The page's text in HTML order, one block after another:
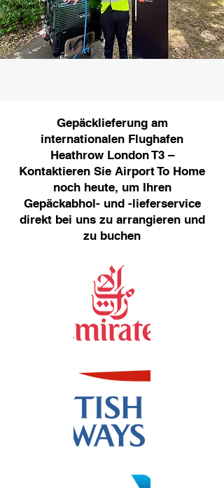
Gepäcklieferung am
internationalen Flughafen
Heathrow London T3 –
Kontaktieren Sie Airport To Home
noch heute, um Ihren
Gepäckabhol- und -lieferservice
direkt bei uns zu arrangieren und
zu buchen